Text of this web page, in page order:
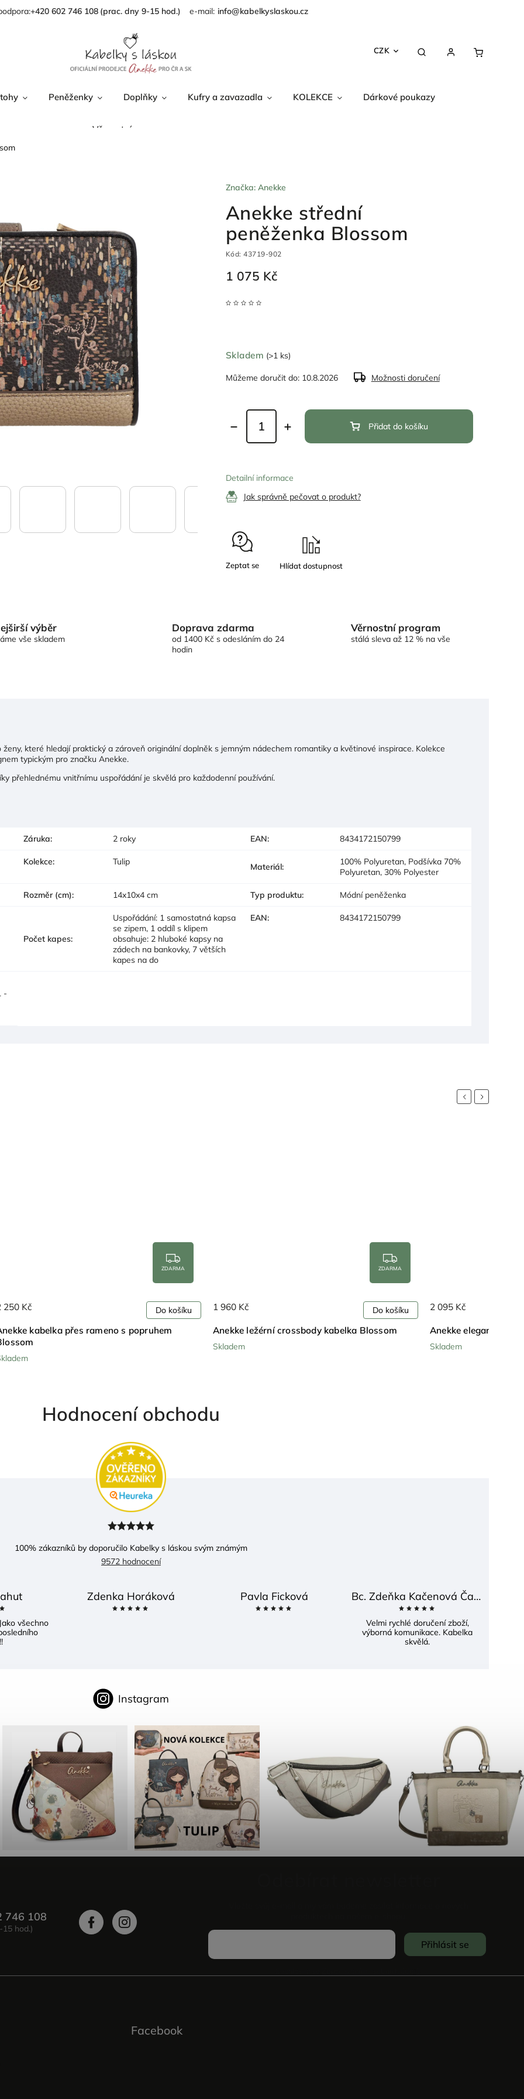
+420 602 746 108 info@kabelkyslaskou.cz
CZK
Peněženky Doplňky Kufry a zavazadla KOLEKCE Dárkové poukazy
Věrnostní program
Anekke střední
peněženka Blossom
Kód: 43719-902
1 075 Kč
Značka: Anekke
Skladem (>1 ks)
Můžeme doručit do: 10.8.2026 Možnosti doručení
Přidat do košíku
Detailní informace
Jak správně pečovat o produkt?
Zeptat se
výběr
vše skladem
Doprava zdarma
od 1400 Kč s odesláním do 24
hodin
Věrnostní program
stálá sleva až 12 % na vše
které hledají praktický a zároveň originální doplněk s jemným nádechem romantiky a květinové inspirace. Kolekce
typickým pro značku Anekke.
přehlednému vnitřnímu uspořádání je skvělá pro každodenní používání.
Záruka: 2 roky EAN: 8434172150799
Kolekce: Tulip Materiál:
100% Polyuretan, Podšívka 70%
Polyuretan, 30% Polyester
Rozměr (cm): 14x10x4 cm Typ produktu: Módní peněženka
Počet kapes:
Uspořádání: 1 samostatná kapsa
se zipem, 1 oddíl s klipem
obsahuje: 2 hluboké kapsy na
zádech na bankovky, 7 větších
kapes na do
EAN: 8434172150799
-
Previous
ZDARMA
Anekke ležérní crossbody kabelka Blossom
Skladem
1 960 Kč Do košíku
ZDARMA
Anekke elegantní crossbody kabelka Blossom
Skladem
2 095 Kč Do košíku
Anekke
Skladem
2 030 Kč
Next
Hodnocení obchodu
100% zákazníků by doporučilo Kabelky s láskou svým známým
9572 hodnocení
všechno
Zdenka Horáková Pavla Ficková Bc. Zdeňka Kačenová Častová
Velmi rychlé doručení zboží,
výborná komunikace. Kabelka
skvělá.
Instagram
746 108
Přihlásit se
Facebook